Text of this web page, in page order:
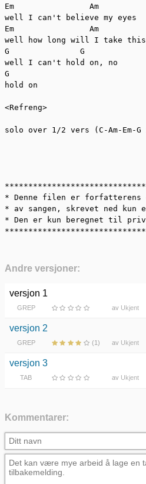
Em                Am
well I can't believe my eyes
Em                Am
well how long will I take this
G               G
well I can't hold on, no
G
hold on
<Refreng>
solo over 1/2 vers (C-Am-Em-G
* Denne filen er forfatterens
* av sangen, skrevet ned
* Den er kun beregnet til
Andre versjoner:
versjon 1
GREP av Ukjent
versjon 2
GREP (1) av Ukjent
versjon 3
TAB av Ukjent
Kommentarer: